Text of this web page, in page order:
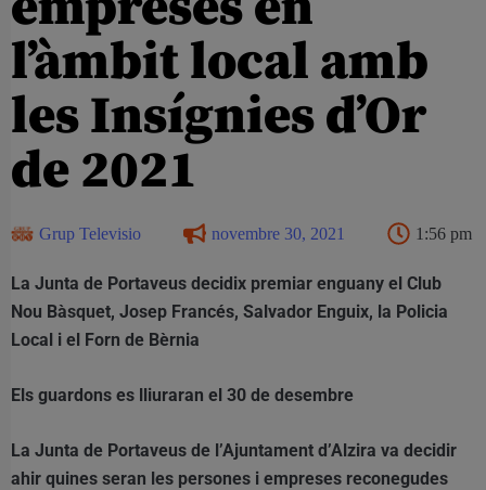
l’àmbit local amb
les Insígnies d’Or
de 2021
Grup Televisio novembre 30, 2021 1:56 pm
La Junta de Portaveus decidix premiar enguany el Club
Nou Bàsquet, Josep Francés, Salvador Enguix, la Policia
Local i el Forn de Bèrnia
Els guardons es lliuraran el 30 de desembre
La Junta de Portaveus de l’Ajuntament d’Alzira va decidir
ahir quines seran les persones i empreses reconegudes